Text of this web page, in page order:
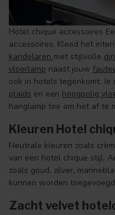
Hotel chique accessoires
accessoires. Kleed het
kandelaren met stijlvolle
vloerlamp naast jouw
ook in hotels tegenkomt.
plaids en een hoogpolig
hanglamp toe om het af te
Kleuren Hotel
Neutrale kleuren zoals
van een hotel chique stijl.
zoals goud, zilver,
kunnen worden
Zacht velvet